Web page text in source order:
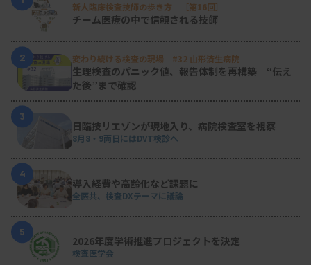
新人臨床検査技師の歩き方 ［第16回］
チーム医療の中で信頼される技師
2 変わり続ける検査の現場 #32 山形済生病院
生理検査のパニック値、報告体制を再構築 “伝え
た後”まで確認
3
日臨技リエゾンが現地入り、病院検査室を視察
8月8・9両日にはDVT検診へ
4
導入経費や高齢化など課題に
全医共、検査DXテーマに議論
5
2026年度学術推進プロジェクトを決定
検査医学会